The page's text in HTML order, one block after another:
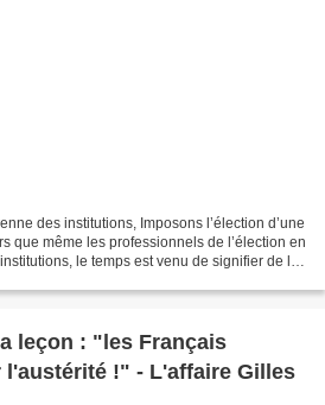
des institutions, Imposons l’élection d’une
que même les professionnels de l’élection en
le temps est venu de signifier de la
leçon : "les Français
l'austérité !" - L'affaire Gilles